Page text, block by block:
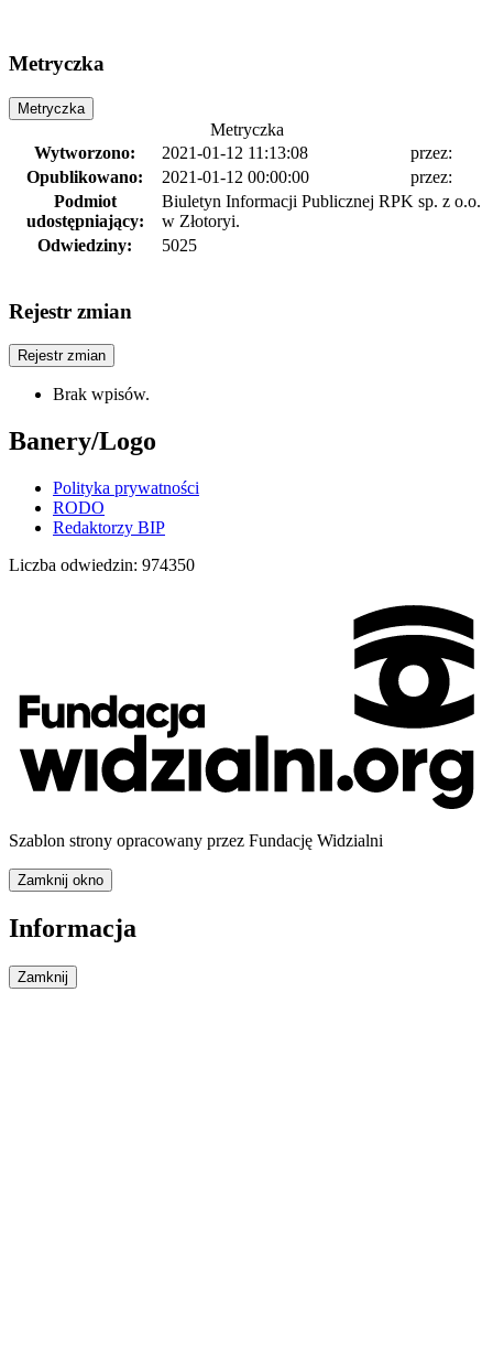
Metryczka
Metryczka
Metryczka
Wytworzono:
2021-01-12 11:13:08
przez:
Opublikowano:
2021-01-12 00:00:00
przez:
Podmiot
udostępniający:
Biuletyn Informacji Publicznej RPK sp. z o.o.
w Złotoryi.
Odwiedziny:
5025
Rejestr zmian
Rejestr zmian
Brak wpisów.
Banery/Logo
Polityka prywatności
RODO
Redaktorzy BIP
Liczba odwiedzin: 974350
Szablon strony opracowany przez Fundację Widzialni
Zamknij okno
Informacja
Zamknij